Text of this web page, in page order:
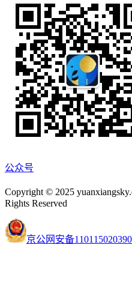
公众号
Copyright © 2025
Rights Reserved
京公网安备